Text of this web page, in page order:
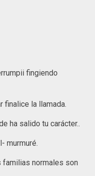
fingiendo
finalice la llamada.
ha salido tu carácter..
murmuré.
normales son